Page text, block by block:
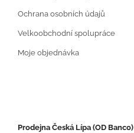
Ochrana osobních údajů
Velkoobchodní spolupráce
Moje objednávka
Prodejna Česká Lípa (OD Banco)